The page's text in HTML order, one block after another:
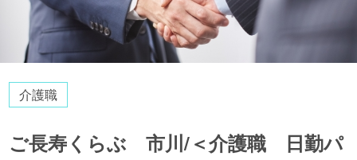
介護職
ご長寿くらぶ 市川/＜介護職 日勤パ